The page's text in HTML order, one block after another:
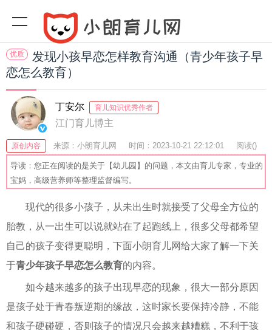
优质
发现小孩早恋怎样教育沟通（青少年孩子早
恋怎么教育）
丁安尔 育儿知识优秀作者
江门育儿博主
原创内容 来源：小朗育儿网 时间：2023-10-21 22:12:01 阅读()
收藏：47 分享：60 爆
导读：您正在阅读的是关于【幼儿园】的问题，本文由育儿专家，专业的
宝妈，高级营养师等整理监督编写。
现代的很多小孩子，从未出生时就接受了父母全方位的
胎教，从一出生可以说就站在了起跑线上，很多父母都希望
自己的孩子变得更聪明，下面小朗育儿网给大家了解一下关
于青少年孩子早恋怎么教育的内容。
如今越来越多的孩子出现早恋的现象，很大一部分原因
是孩子处于青春叛逆期的缘故，这时家长要保持冷静，不能
和孩子硬碰硬，否则孩子的情况只会越来越糟糕，不利于孩